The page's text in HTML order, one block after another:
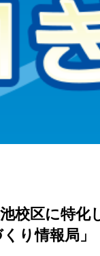
校区に特化
り情報局」